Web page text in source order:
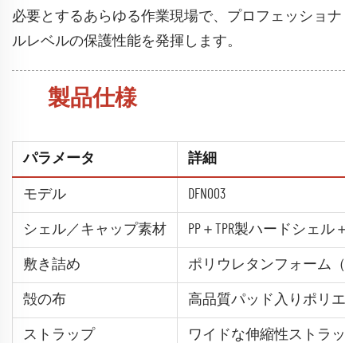
必要とするあらゆる作業現場で、プロフェッショナ
ルレベルの保護性能を発揮します。
製品仕様
パラメータ 詳細
モデル DFN003
シェル／キャップ素材 PP＋TPR製ハードシェル
敷き詰め ポリウレタンフォーム（
殻の布 高品質パッド入りポリエ
ストラップ ワイドな伸縮性ストラッ